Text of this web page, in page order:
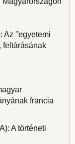
Az "egyetemi
feltárásának
francia
A történeti